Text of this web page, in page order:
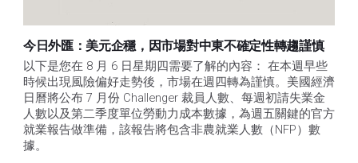
今日外匯：美元企穩，因市場對中東不確定性轉趨謹慎
以下是您在 8 月 6 日星期四需要了解的內容： 在本週早些
時候出現風險偏好走勢後，市場在週四轉為謹慎。美國經濟
日曆將公布 7 月份 Challenger 裁員人數、每週初請失業金
人數以及第二季度單位勞動力成本數據，為週五關鍵的官方
就業報告做準備，該報告將包含非農就業人數（NFP）數
據。